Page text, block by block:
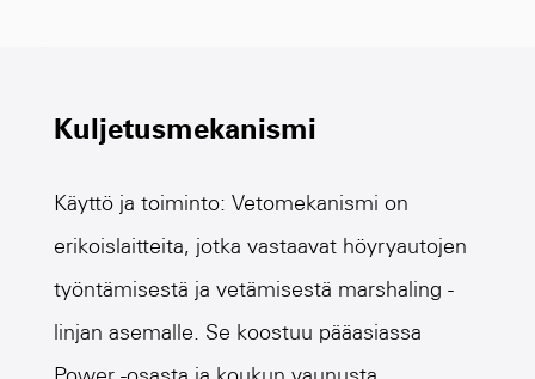
Kuljetusmekanismi
Käyttö ja toiminto: Vetomekanismi on
erikoislaitteita, jotka vastaavat höyryautojen
työntämisestä ja vetämisestä marshaling -
linjan asemalle. Se koostuu pääasiassa